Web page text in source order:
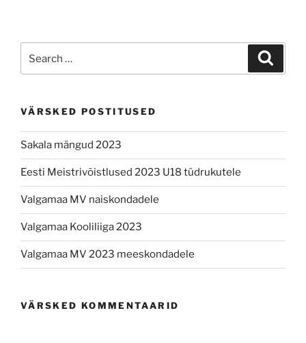
for:
VÄRSKED POSTITUSED
Sakala mängud 2023
Eesti Meistrivõistlused 2023 U18 tüdrukutele
Valgamaa MV naiskondadele
Valgamaa Kooliliiga 2023
Valgamaa MV 2023 meeskondadele
VÄRSKED KOMMENTAARID